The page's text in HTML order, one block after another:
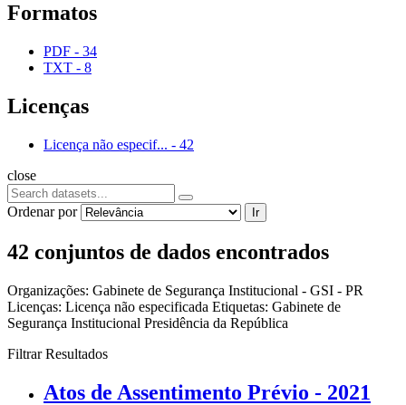
Formatos
PDF - 34
TXT - 8
Licenças
Licença não especif... - 42
close
Ordenar por Ir
42 conjuntos de dados encontrados
Organizações: Gabinete de Segurança Institucional - GSI - PR
Licenças: Licença não especificada Etiquetas: Gabinete de
Segurança Institucional Presidência da República
Filtrar Resultados
Atos de Assentimento Prévio - 2021